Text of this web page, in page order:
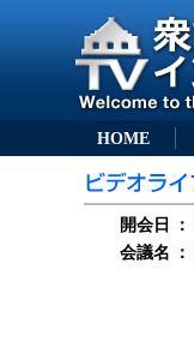
HOME
開会日 ：
会議名
：